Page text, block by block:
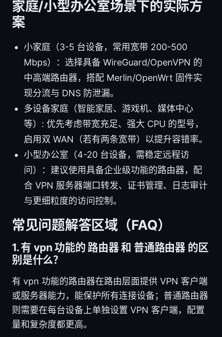
家庭/小型办公室场景下的实际方
案
小家庭（3-5 台设备，常用宽带 200-500
Mbps）：选择具备 WireGuard/OpenVPN 的
中高端路由器，搭配 Merlin/OpenWrt 固件实
现分流与 DNS 防泄漏。
多设备家庭（智能家居、游戏机、媒体中心
等）: 优先考虑带宽充足、强大 CPU 的型号，
启用双 WAN（若有两条宽带）以提升容错率。
小型办公室（4-20 台设备，需稳定远程访
问）：建议使用具备企业级功能的路由器，配
合 VPN 服务器端口转发、证书管理、日志审计
与更细粒度的访问控制。
常见问题解答区域（FAQ）
1. 有 vpn 功能的 路由器 和 普通路由器 的区
别是什么？
有 vpn 功能的路由器在路由层面提供 VPN 客户端
或服务器能力，能保护所有连接设备；普通路由器
则需要在每台设备上单独设置 VPN 客户端，配置
量和复杂度都更高。